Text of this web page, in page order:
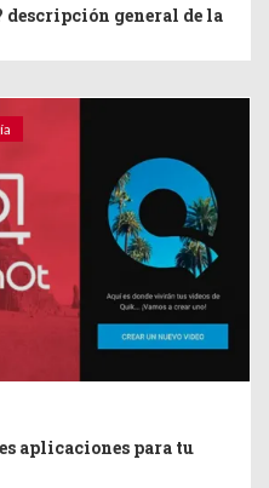
descripción general de la
aplicaciones para tu